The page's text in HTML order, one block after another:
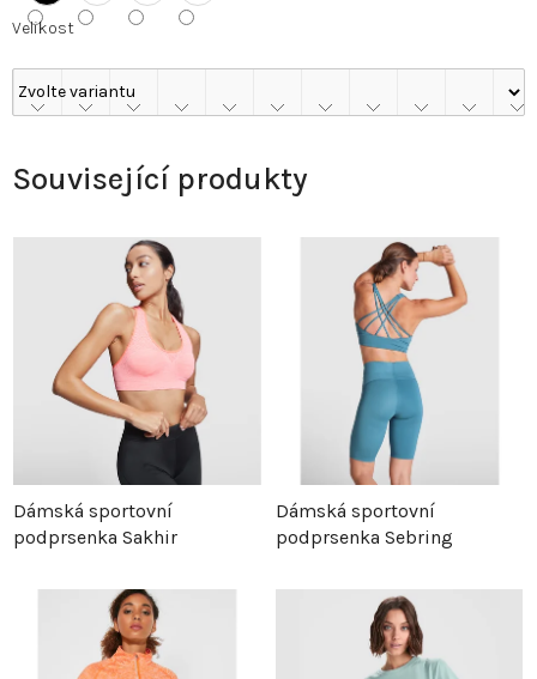
Velikost
Související produkty
Dámská sportovní
podprsenka Sakhir
Dámská sportovní
podprsenka Sebring